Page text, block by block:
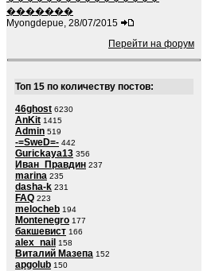
�������
Myongdepue, 28/07/2015
Перейти на форум
Топ 15 по количеству постов:
46ghost 6230
AnKit 1415
Admin 519
-=SweD=- 442
Gurickaya13 356
Иван_Правдин 237
marina 235
dasha-k 231
FAQ 223
melocheb 194
Montenegro 177
бакшевист 166
alex_nail 158
Виталий Мазепа 152
apgolub 150